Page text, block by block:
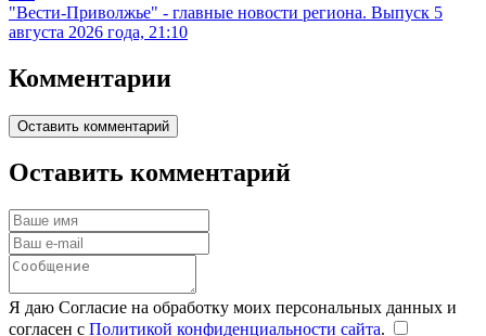
"Вести-Приволжье" - главные новости региона. Выпуск 5
августа 2026 года, 21:10
Комментарии
Оставить комментарий
Оставить комментарий
Я даю Согласие на обработку моих персональных данных и
согласен с Политикой конфиденциальности сайта.